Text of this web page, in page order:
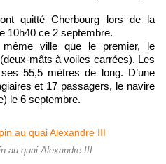
quitté Cherbourg lors de la
10h40 ce 2 septembre.
ville que le premier, le
mâts à voiles carrées). Les
55,5 mètres de long. D’une
et 17 passagers, le navire
le 6 septembre.
au quai Alexandre III